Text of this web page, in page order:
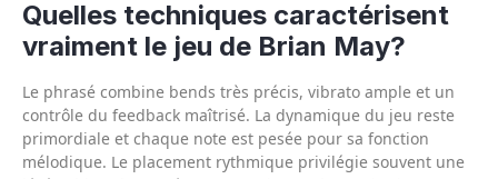
Quelles techniques caractérisent
vraiment le jeu de Brian May?
Le phrasé combine bends très précis, vibrato ample et un
contrôle du feedback maîtrisé. La dynamique du jeu reste
primordiale et chaque note est pesée pour sa fonction
mélodique. Le placement rythmique privilégie souvent une